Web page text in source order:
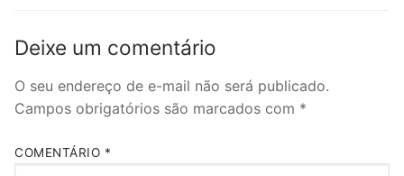
Deixe um comentário
O seu endereço de e-mail não será publicado.
Campos obrigatórios são marcados com *
COMENTÁRIO *